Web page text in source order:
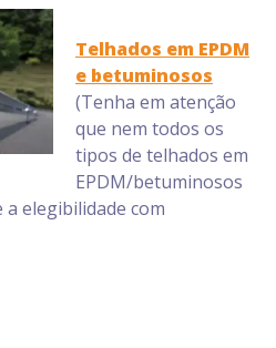
Telhados em EPDM
e betuminosos
(Tenha em atenção
que nem todos os
tipos de telhados em
EPDM/betuminosos
a elegibilidade com